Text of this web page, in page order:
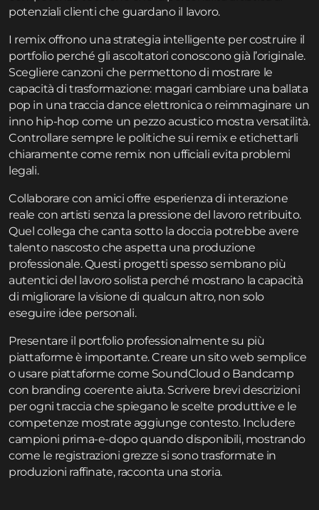
potenziali clienti che guardano il lavoro.
I remix offrono una strategia intelligente per costruire il
portfolio perché gli ascoltatori conoscono già l’originale.
Scegliere canzoni che permettono di mostrare le
capacità di trasformazione: magari cambiare una ballata
pop in una traccia dance elettronica o reimmaginare un
inno hip-hop come un pezzo acustico mostra versatilità.
Controllare sempre le politiche sui remix e etichettarli
chiaramente come remix non ufficiali evita problemi
legali.
Collaborare con amici offre esperienza di interazione
reale con artisti senza la pressione del lavoro retribuito.
Quel collega che canta sotto la doccia potrebbe avere
talento nascosto che aspetta una produzione
professionale. Questi progetti spesso sembrano più
autentici del lavoro solista perché mostrano la capacità
di migliorare la visione di qualcun altro, non solo
eseguire idee personali.
Presentare il portfolio professionalmente su più
piattaforme è importante. Creare un sito web semplice
o usare piattaforme come SoundCloud o Bandcamp
con branding coerente aiuta. Scrivere brevi descrizioni
per ogni traccia che spiegano le scelte produttive e le
competenze mostrate aggiunge contesto. Includere
campioni prima-e-dopo quando disponibili, mostrando
come le registrazioni grezze si sono trasformate in
produzioni raffinate, racconta una storia.